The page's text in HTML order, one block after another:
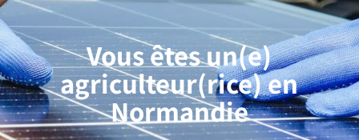
Vous êtes un(e)
agriculteur(rice) en
Normandie